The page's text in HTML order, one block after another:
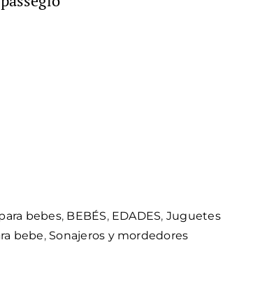
bebes, BEBÉS, EDADES, Juguetes
bebe, Sonajeros y mordedores